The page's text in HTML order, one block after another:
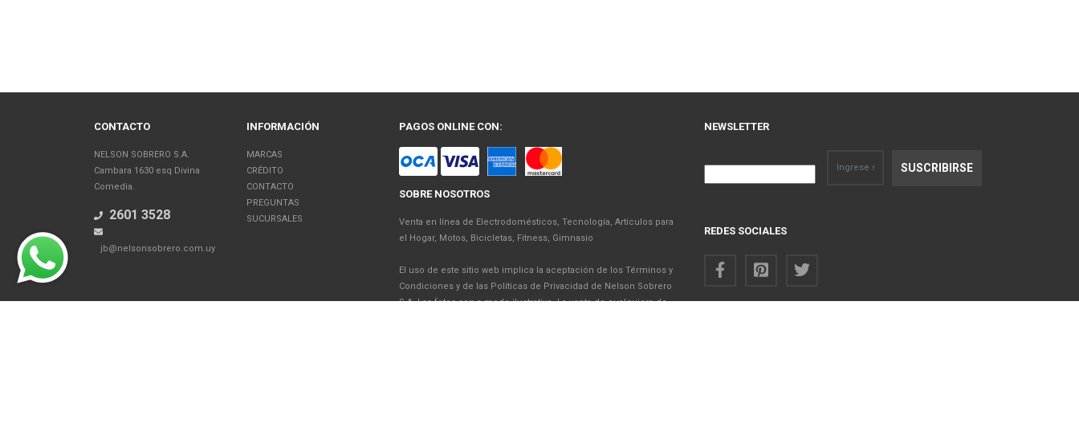
CONTACTO
NELSON SOBRERO S.A.
Cambara 1630 esq Divina
Comedia.
2601 3528
jb@nelsonsobrero.com.uy
INFORMACIÓN
MARCAS
CRÉDITO
CONTACTO
PREGUNTAS
SUCURSALES
PAGOS ONLINE CON:
SOBRE NOSOTROS
Venta en línea de Electrodomésticos, Tecnología, Artículos para
el Hogar, Motos, Bicicletas, Fitness, Gimnasio
El uso de este sitio web implica la aceptación de los Términos y
Condiciones y de las Políticas de Privacidad de Nelson Sobrero
S.A. Las fotos son a modo ilustrativo. La venta de cualquiera de
NEWSLETTER
REDES SOCIALES